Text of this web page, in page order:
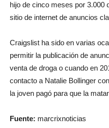
hijo de cinco meses por 3.000
sitio de internet de anuncios
Craigslist ha sido en varias
permitir la publicación de
venta de droga o cuando en
contacto a Natalie Bollinger
la joven pagó para que la
Fuente: marcrixnoticias